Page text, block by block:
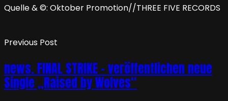
Quelle & ©: Oktober Promotion//THREE FIVE RECORDS
Previous Post
news. FINAL STRIKE – veröffentlichen neue
Single „Raised by Wolves“